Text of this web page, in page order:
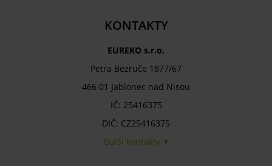
KONTAKTY
EUREKO s.r.o.
Petra Bezruče 1877/67
466 01 Jablonec nad Nisou
IČ: 25416375
DIČ: CZ25416375
Další kontakty